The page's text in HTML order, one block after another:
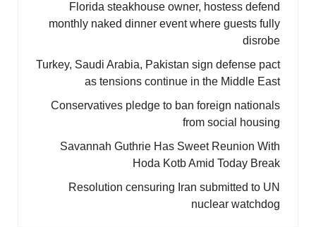
Florida steakhouse owner, hostess defend
monthly naked dinner event where guests fully
disrobe
Turkey, Saudi Arabia, Pakistan sign defense pact
as tensions continue in the Middle East
Conservatives pledge to ban foreign nationals
from social housing
Savannah Guthrie Has Sweet Reunion With
Hoda Kotb Amid Today Break
Resolution censuring Iran submitted to UN
nuclear watchdog